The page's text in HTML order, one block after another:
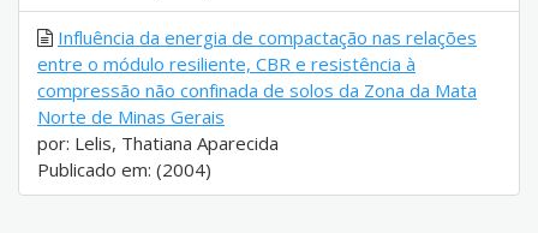
Influência da energia de compactação nas relações
entre o módulo resiliente, CBR e resistência à
compressão não confinada de solos da Zona da Mata
Norte de Minas Gerais
por: Lelis, Thatiana Aparecida
Publicado em: (2004)